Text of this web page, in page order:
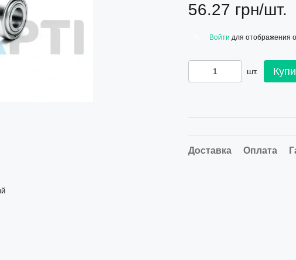
56.27 грн/шт.
Войти для отображения
шт.
Доставка Оплата